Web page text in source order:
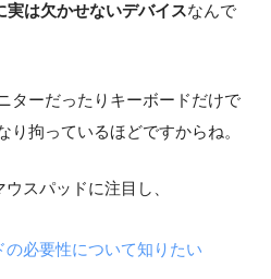
は欠かせないデバイスなんで
ターだったりキーボードだけで
り拘っているほどですからね。
スパッドに注目し、
必要性について知りたい